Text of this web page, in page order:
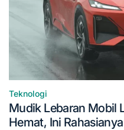
Posted
in
Teknologi
Mudik Lebaran Mobil
Hemat, Ini